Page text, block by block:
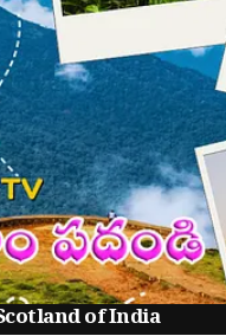
of India